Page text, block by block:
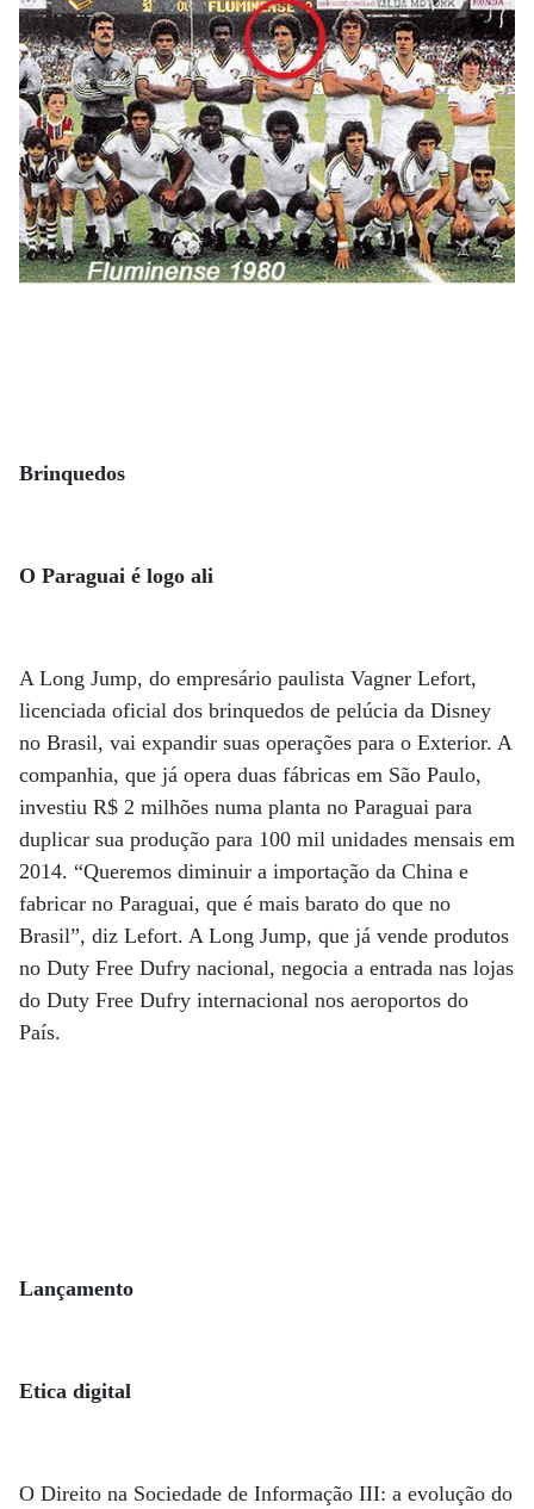
Brinquedos
O Paraguai é logo ali
A Long Jump, do empresário paulista Vagner Lefort,
licenciada oficial dos brinquedos de pelúcia da Disney
no Brasil, vai expandir suas operações para o Exterior. A
companhia, que já opera duas fábricas em São Paulo,
investiu R$ 2 milhões numa planta no Paraguai para
duplicar sua produção para 100 mil unidades mensais em
2014. “Queremos diminuir a importação da China e
fabricar no Paraguai, que é mais barato do que no
Brasil”, diz Lefort. A Long Jump, que já vende produtos
no Duty Free Dufry nacional, negocia a entrada nas lojas
do Duty Free Dufry internacional nos aeroportos do
País.
Lançamento
Etica digital
O Direito na Sociedade de Informação III: a evolução do